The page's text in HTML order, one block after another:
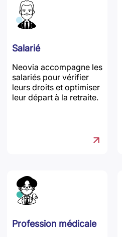
Salarié
Neovia accompagne les
salariés pour vérifier
leurs droits et optimiser
leur départ à la retraite.
Profession médicale